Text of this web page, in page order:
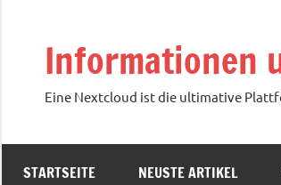
Informationen
Eine Nextcloud ist die ultimative
STARTSEITE NEUSTE ARTIKEL